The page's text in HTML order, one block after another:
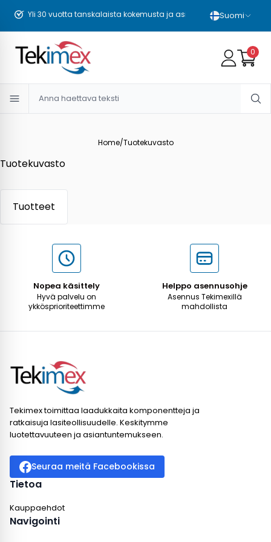
Yli 30 vuotta tanskalaista kokemusta ja asiantuntemusta
Suomi
0
Home/Tuotekuvasto
Tuotekuvasto
Tuotteet
Nopea käsittely
Hyvä palvelu on
ykkösprioriteettimme
Helppo asennusohje
Asennus Tekimexillä
mahdollista
Tekimex toimittaa laadukkaita komponentteja ja
ratkaisuja lasiteollisuudelle. Keskitymme
luotettavuuteen ja asiantuntemukseen.
Seuraa meitä Facebookissa
Tietoa
Kauppaehdot
Navigointi